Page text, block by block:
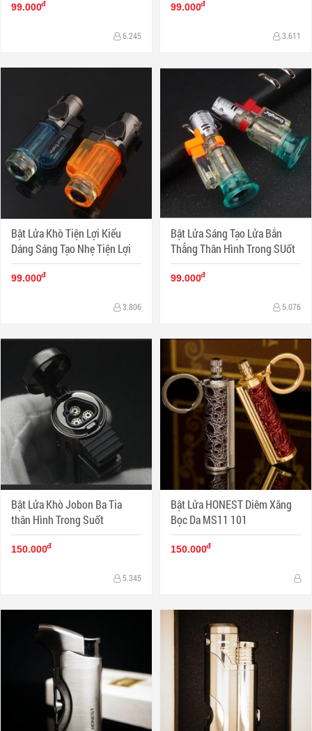
99.000đ
6.245
99.000đ
3.611
Bật Lửa Khò Tiện Lợi Kiểu
Dáng Sáng Tạo Nhẹ Tiện Lợi
99.000đ
3.806
Bật Lửa Sáng Tạo Lửa Bắn
Thẳng Thân Hình Trong SUốt
99.000đ
5.076
Bật Lửa Khò Jobon Ba Tia
thân Hình Trong Suốt
150.000đ
5.345
Bật Lửa HONEST Diêm Xăng
Bọc Da MS11 101
150.000đ